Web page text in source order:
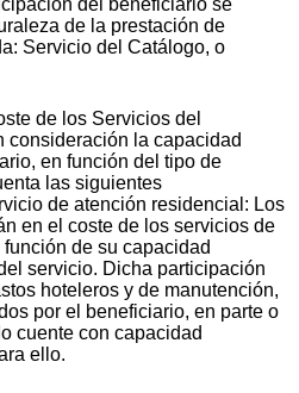
del beneficiario se
de la prestación de
Servicio del Catálogo, o
de los Servicios del
consideración la capacidad
en función del tipo de
las siguientes
de atención residencial: Los
en el coste de los servicios de
de su capacidad
servicio. Dicha participación
hoteleros y de manutención,
por el beneficiario, en parte o
cuente con capacidad
ello.